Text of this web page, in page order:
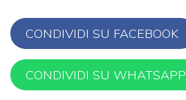
CONDIVIDI SU FACEBOOK
CONDIVIDI SU WHATSAPP
Alto contrasto